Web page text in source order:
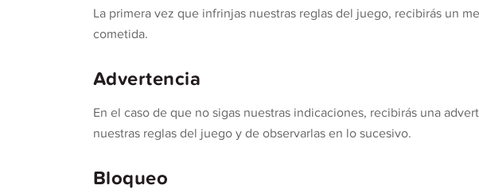
La primera vez que infrinjas nuestras reglas del juego, recibirás un
cometida.
Advertencia
En el caso de que no sigas nuestras indicaciones, recibirás una
nuestras reglas del juego y de observarlas en lo sucesivo.
Bloqueo